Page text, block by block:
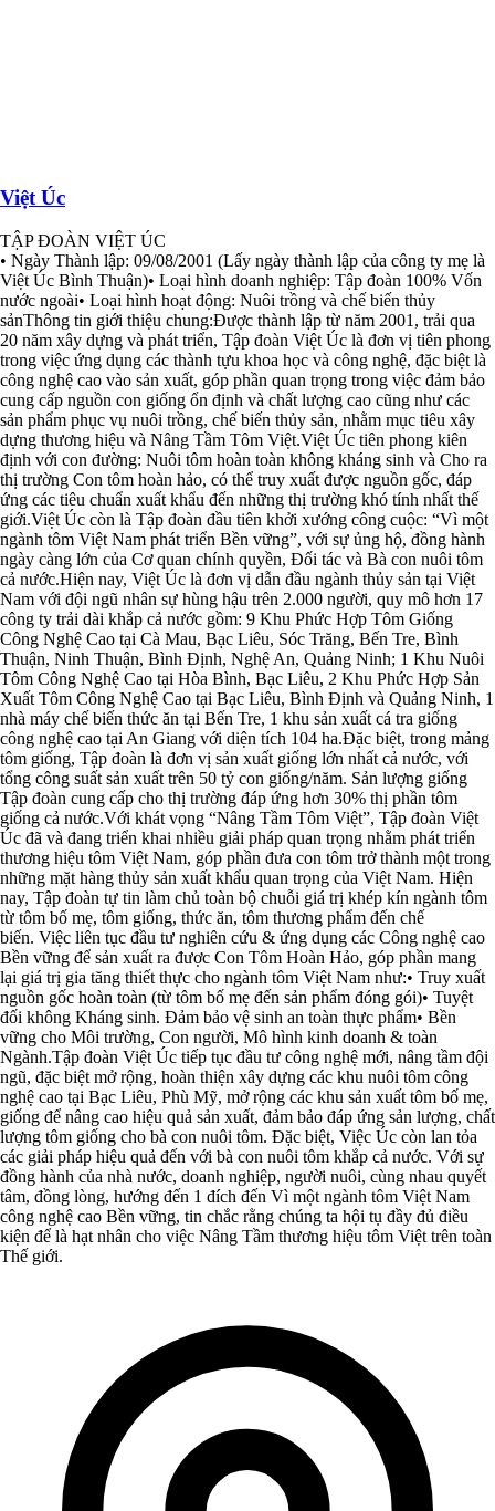
Việt Úc
TẬP ĐOÀN VIỆT ÚC
• Ngày Thành lập: 09/08/2001 (Lấy ngày thành lập của công ty mẹ là
Việt Úc Bình Thuận)• Loại hình doanh nghiệp: Tập đoàn 100% Vốn
nước ngoài• Loại hình hoạt động: Nuôi trồng và chế biến thủy
sảnThông tin giới thiệu chung:Được thành lập từ năm 2001, trải qua
20 năm xây dựng và phát triển, Tập đoàn Việt Úc là đơn vị tiên phong
trong việc ứng dụng các thành tựu khoa học và công nghệ, đặc biệt là
công nghệ cao vào sản xuất, góp phần quan trọng trong việc đảm bảo
cung cấp nguồn con giống ổn định và chất lượng cao cũng như các
sản phẩm phục vụ nuôi trồng, chế biến thủy sản, nhằm mục tiêu xây
dựng thương hiệu và Nâng Tầm Tôm Việt.Việt Úc tiên phong kiên
định với con đường: Nuôi tôm hoàn toàn không kháng sinh và Cho ra
thị trường Con tôm hoàn hảo, có thể truy xuất được nguồn gốc, đáp
ứng các tiêu chuẩn xuất khẩu đến những thị trường khó tính nhất thế
giới.Việt Úc còn là Tập đoàn đầu tiên khởi xướng công cuộc: “Vì một
ngành tôm Việt Nam phát triển Bền vững”, với sự ủng hộ, đồng hành
ngày càng lớn của Cơ quan chính quyền, Đối tác và Bà con nuôi tôm
cả nước.Hiện nay, Việt Úc là đơn vị dẫn đầu ngành thủy sản tại Việt
Nam với đội ngũ nhân sự hùng hậu trên 2.000 người, quy mô hơn 17
công ty trải dài khắp cả nước gồm: 9 Khu Phức Hợp Tôm Giống
Công Nghệ Cao tại Cà Mau, Bạc Liêu, Sóc Trăng, Bến Tre, Bình
Thuận, Ninh Thuận, Bình Định, Nghệ An, Quảng Ninh; 1 Khu Nuôi
Tôm Công Nghệ Cao tại Hòa Bình, Bạc Liêu, 2 Khu Phức Hợp Sản
Xuất Tôm Công Nghệ Cao tại Bạc Liêu, Bình Định và Quảng Ninh, 1
nhà máy chế biến thức ăn tại Bến Tre, 1 khu sản xuất cá tra giống
công nghệ cao tại An Giang với diện tích 104 ha.Đặc biệt, trong mảng
tôm giống, Tập đoàn là đơn vị sản xuất giống lớn nhất cả nước, với
tổng công suất sản xuất trên 50 tỷ con giống/năm. Sản lượng giống
Tập đoàn cung cấp cho thị trường đáp ứng hơn 30% thị phần tôm
giống cả nước.Với khát vọng “Nâng Tầm Tôm Việt”, Tập đoàn Việt
Úc đã và đang triển khai nhiều giải pháp quan trọng nhằm phát triển
thương hiệu tôm Việt Nam, góp phần đưa con tôm trở thành một trong
những mặt hàng thủy sản xuất khẩu quan trọng của Việt Nam. Hiện
nay, Tập đoàn tự tin làm chủ toàn bộ chuỗi giá trị khép kín ngành tôm
từ tôm bố mẹ, tôm giống, thức ăn, tôm thương phẩm đến chế
biến. Việc liên tục đầu tư nghiên cứu & ứng dụng các Công nghệ cao
Bền vững để sản xuất ra được Con Tôm Hoàn Hảo, góp phần mang
lại giá trị gia tăng thiết thực cho ngành tôm Việt Nam như:• Truy xuất
nguồn gốc hoàn toàn (từ tôm bố mẹ đến sản phẩm đóng gói)• Tuyệt
đối không Kháng sinh. Đảm bảo vệ sinh an toàn thực phẩm• Bền
vững cho Môi trường, Con người, Mô hình kinh doanh & toàn
Ngành.Tập đoàn Việt Úc tiếp tục đầu tư công nghệ mới, nâng tầm đội
ngũ, đặc biệt mở rộng, hoàn thiện xây dựng các khu nuôi tôm công
nghệ cao tại Bạc Liêu, Phù Mỹ, mở rộng các khu sản xuất tôm bố mẹ,
giống để nâng cao hiệu quả sản xuất, đảm bảo đáp ứng sản lượng, chất
lượng tôm giống cho bà con nuôi tôm. Đặc biệt, Việc Úc còn lan tỏa
các giải pháp hiệu quả đến với bà con nuôi tôm khắp cả nước. Với sự
đồng hành của nhà nước, doanh nghiệp, người nuôi, cùng nhau quyết
tâm, đồng lòng, hướng đến 1 đích đến Vì một ngành tôm Việt Nam
công nghệ cao Bền vững, tin chắc rằng chúng ta hội tụ đầy đủ điều
kiện để là hạt nhân cho việc Nâng Tầm thương hiệu tôm Việt trên toàn
Thế giới.